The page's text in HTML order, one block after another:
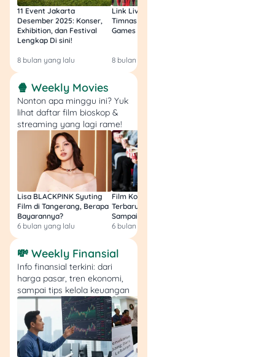
10.“Hidup terlalu
singkat buat dipakai
mikirin hal yang belum
tentu terjadi”
– Seneca
Pesannya:Kita lebih sering
menderita dalam
bayangan pikiran daripada
dalam kenyataan.
“Kita adalah apa
yang kita lakukan
berulang kali.
Keunggulan, oleh
karena itu, bukanlah
tindakan, melainkan
kebiasaan.”
– Aristoteles
Pesannya:konsistensi lebih
penting daripada hasil
instan.
11 Event Jakarta
Desember 2025: Konser,
Exhibition, dan Festival
Lengkap Di sini!
8 bulan yang lalu
Link Live Streaming
Timnas vs Filipina SEA
Games Malam Ini, Gratis!
8 bulan yang lalu
🍿 Weekly Movies
Nonton apa minggu ini? Yuk
lihat daftar film bioskop &
streaming yang lagi rame!
Lisa BLACKPINK Syuting
Film di Tangerang, Berapa
Bayarannya?
6 bulan yang lalu
Film Komedi Indonesia
Terbaru 2026, Siap Ngakak
Sampai Sakit Perut!
6 bulan yang lalu
💸 Weekly Finansial
Info finansial terkini: dari
harga pasar, tren ekonomi,
sampai tips kelola keuangan